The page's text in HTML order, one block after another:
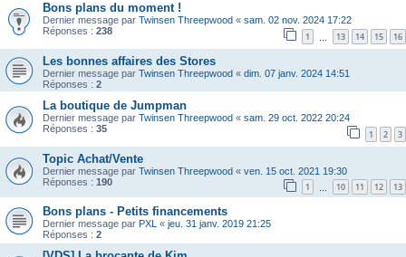
Bons plans du moment !
Dernier message par Twinsen Threepwood « sam. 02 nov. 2024 17:22
Réponses : 238 1 13 14 15 16
Les bonnes affaires des Stores
Dernier message par Twinsen Threepwood « dim. 07 janv. 2024 14:51
Réponses : 2
La boutique de Jumpman
Dernier message par Twinsen Threepwood « sam. 29 oct. 2022 20:24
Réponses : 35 1 2 3
Topic Achat/Vente
Dernier message par Twinsen Threepwood « ven. 15 oct. 2021 19:30
Réponses : 190 1 10 11 12 13
Bons plans - Petits financements
Dernier message par PXL « jeu. 31 janv. 2019 21:25
Réponses : 2